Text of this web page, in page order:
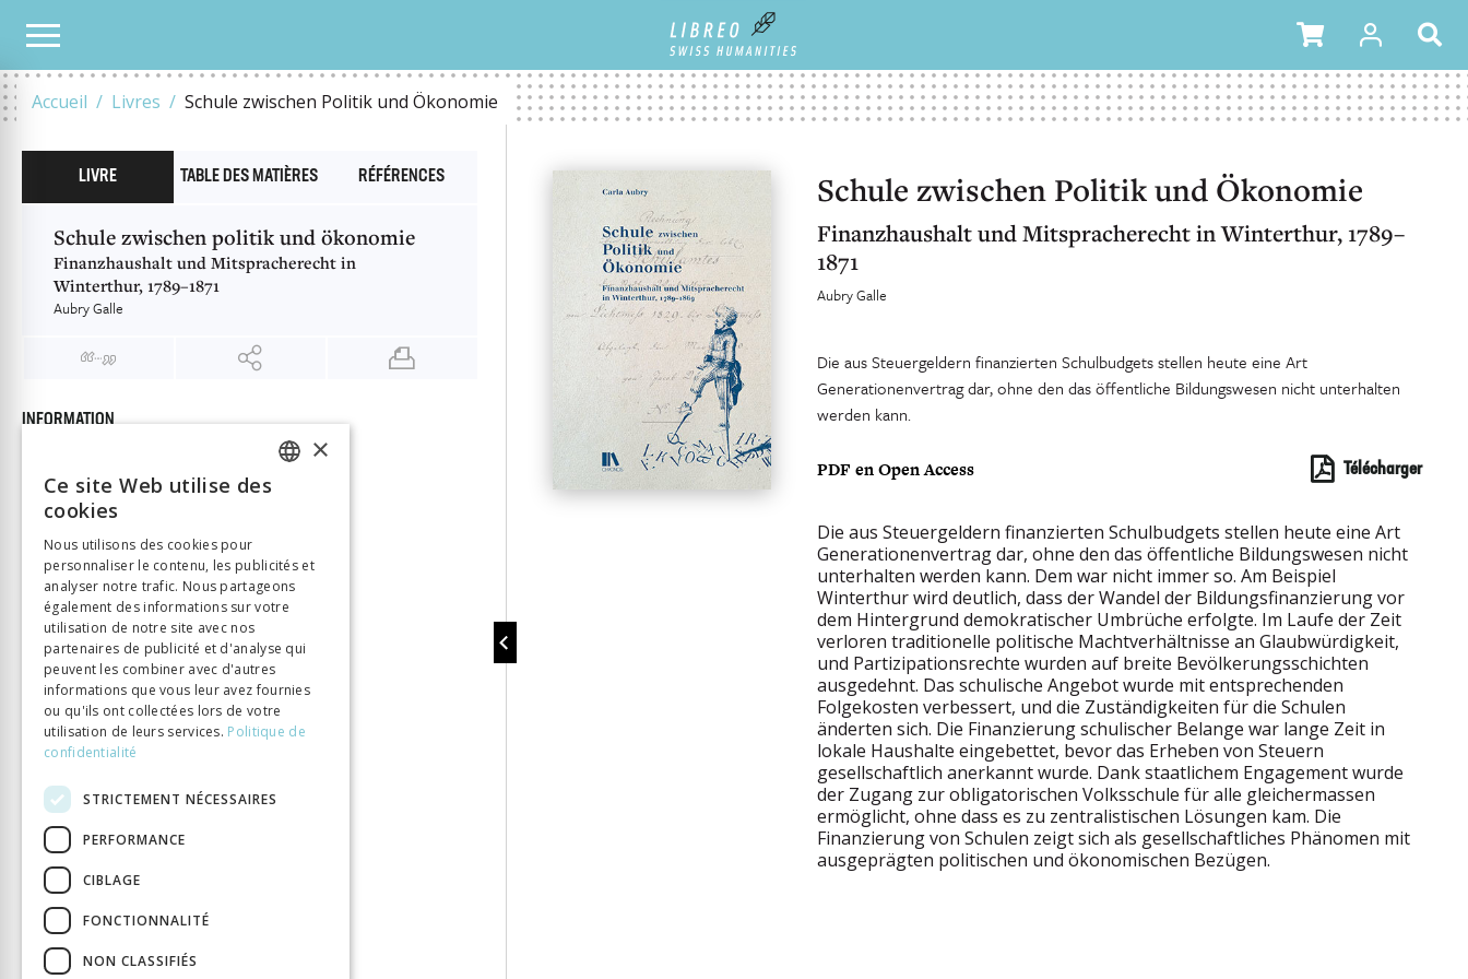
Accueil Livres Schule zwischen Politik und Ökonomie
NOTRE CATALOGUE
Schule zwischen Politik und Ökonomie
Finanzhaushalt und Mitspracherecht in Winterthur, 1789–
1871
Aubry Galle
Die aus Steuergeldern finanzierten Schulbudgets stellen heute eine Art
Generationenvertrag dar, ohne den das öffentliche Bildungswesen nicht unterhalten
werden kann.
PDF en Open Access Télécharger
Die aus Steuergeldern finanzierten Schulbudgets stellen heute eine Art
Generationenvertrag dar, ohne den das öffentliche Bildungswesen nicht
unterhalten werden kann. Dem war nicht immer so. Am Beispiel
Winterthur wird deutlich, dass der Wandel der Bildungsfinanzierung vor
dem Hintergrund demokratischer Umbrüche erfolgte. Im Laufe der Zeit
verloren traditionelle politische Machtverhältnisse an Glaubwürdigkeit,
und Partizipationsrechte wurden auf breite Bevölkerungsschichten
ausgedehnt. Das schulische Angebot wurde mit entsprechenden
Folgekosten verbessert, und die Zuständigkeiten für die Schulen
änderten sich. Die Finanzierung schulischer Belange war lange Zeit in
lokale Haushalte eingebettet, bevor das Erheben von Steuern
gesellschaftlich anerkannt wurde. Dank staatlichem Engagement wurde
der Zugang zur obligatorischen Volksschule für alle gleichermassen
ermöglicht, ohne dass es zu zentralistischen Lösungen kam. Die
Finanzierung von Schulen zeigt sich als gesellschaftliches Phänomen mit
ausgeprägten politischen und ökonomischen Bezügen.
LIVRE TABLE DES MATIÈRES RÉFÉRENCES
Schule zwischen politik und ökonomie
Finanzhaushalt und Mitspracherecht in
Winterthur, 1789–1871
Aubry Galle
INFORMATION
Éditeur
Chronos Verlag
ISBN
Langue
Deutsch
Nombre de pages
328
Parution
30 nov. 2015
DOI
10.33057/chronos.1291
ITALIAN
×
Ce site Web utilise des
cookies
Nous utilisons des cookies pour
personnaliser le contenu, les publicités et
analyser notre trafic. Nous partageons
également des informations sur votre
utilisation de notre site avec nos
partenaires de publicité et d'analyse qui
peuvent les combiner avec d'autres
informations que vous leur avez fournies
ou qu'ils ont collectées lors de votre
utilisation de leurs services. Politique de
confidentialité
STRICTEMENT NÉCESSAIRES
PERFORMANCE
CIBLAGE
FONCTIONNALITÉ
NON CLASSIFIÉS